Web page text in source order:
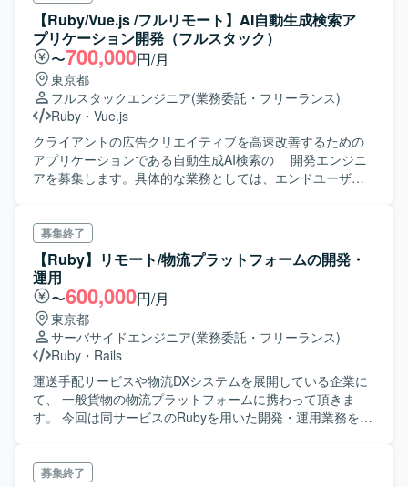
【Ruby/Vue.js /フルリモート】AI自動生成検索ア
プリケーション開発（フルスタック）
〜700,000円/月
東京都
フルスタックエンジニア(業務委託・フリーランス)
Ruby ・ Vue.js
クライアントの広告クリエイティブを高速改善するための
アプリケーションである自動生成AI検索の 開発エンジニ
アを募集します。具体的な業務としては、エンドユーザー
す。
募集終了
【Ruby】リモート/物流プラットフォームの開発・
運用
〜600,000円/月
東京都
サーバサイドエンジニア(業務委託・フリーランス)
Ruby ・ Rails
運送手配サービスや物流DXシステムを展開している企業に
て、 一般貨物の物流プラットフォームに携わって頂きま
す。 今回は同サービスのRubyを用いた開発・運用業務をお
募集終了